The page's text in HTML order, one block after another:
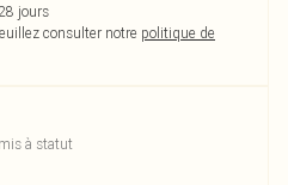
jours
consulter notre politique de
à statut